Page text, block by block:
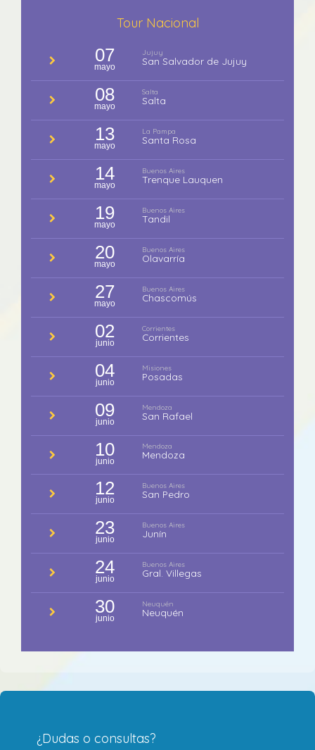
Tour Nacional
07
mayo
Jujuy
San Salvador de Jujuy
08
mayo
Salta
Salta
13
mayo
La Pampa
Santa Rosa
14
mayo
Buenos Aires
Trenque Lauquen
19
mayo
Buenos Aires
Tandil
20
mayo
Buenos Aires
Olavarría
27
mayo
Buenos Aires
Chascomús
02
junio
Corrientes
Corrientes
04
junio
Misiones
Posadas
09
junio
Mendoza
San Rafael
10
junio
Mendoza
Mendoza
12
junio
Buenos Aires
San Pedro
23
junio
Buenos Aires
Junín
24
junio
Buenos Aires
Gral. Villegas
30
junio
Neuquén
Neuquén
¿Dudas o consultas?